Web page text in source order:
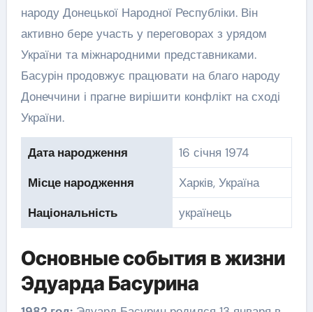
народу Донецької Народної Республіки. Він
активно бере участь у переговорах з урядом
України та міжнародними представниками.
Басурін продовжує працювати на благо народу
Донеччини і прагне вирішити конфлікт на сході
України.
Дата народження
16 січня 1974
Місце народження
Харків, Україна
Національність
українець
Основные события в жизни
Эдуарда Басурина